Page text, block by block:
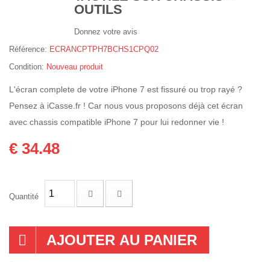
OUTILS
Donnez votre avis
Référence: ECRANCPTPH7BCHS1CPQ02
Condition: Nouveau produit
L'écran complete de votre iPhone 7 est fissuré ou trop rayé ?
Pensez à iCasse.fr ! Car nous vous proposons déjà cet écran
avec chassis compatible iPhone 7 pour lui redonner vie !
€ 34.48
Quantité
AJOUTER AU PANIER